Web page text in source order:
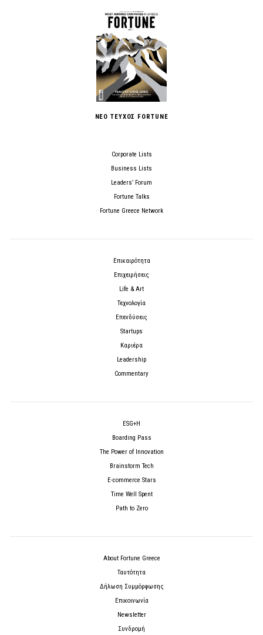
ΝΕΟ ΤΕΥΧΟΣ FORTUNE
Corporate Lists
Business Lists
Leaders’ Forum
Fortune Talks
Fortune Greece Network
Επικαιρότητα
Επιχειρήσεις
Life & Art
Τεχνολογία
Επενδύσεις
Startups
Καριέρα
Leadership
Commentary
ESG+H
Boarding Pass
The Power of Innovation
Brainstorm Tech
E-commerce Stars
Time Well Spent
Path to Zero
About Fortune Greece
Ταυτότητα
Δήλωση Συμμόρφωσης
Επικοινωνία
Newsletter
Συνδρομή